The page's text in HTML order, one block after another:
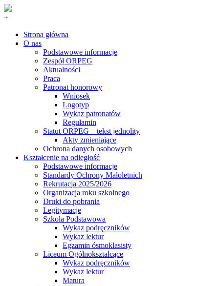
+
Strona główna
O nas
Podstawowe informacje
Zespół ORPEG
Aktualności
Praca
Patronat honorowy
Wniosek
Logotyp
Wykaz patronatów
Regulamin
Statut ORPEG – tekst jednolity
Akty zmieniające
Ochrona danych osobowych
Kształcenie na odległość
Podstawowe informacje
Standardy Ochrony Małoletnich
Rekrutacja 2025/2026
Organizacja roku szkolnego
Druki do pobrania
Legitymacje
Szkoła Podstawowa
Wykaz podręczników
Wykaz lektur
Egzamin ósmoklasisty
Liceum Ogólnokształcące
Wykaz podręczników
Wykaz lektur
Matura